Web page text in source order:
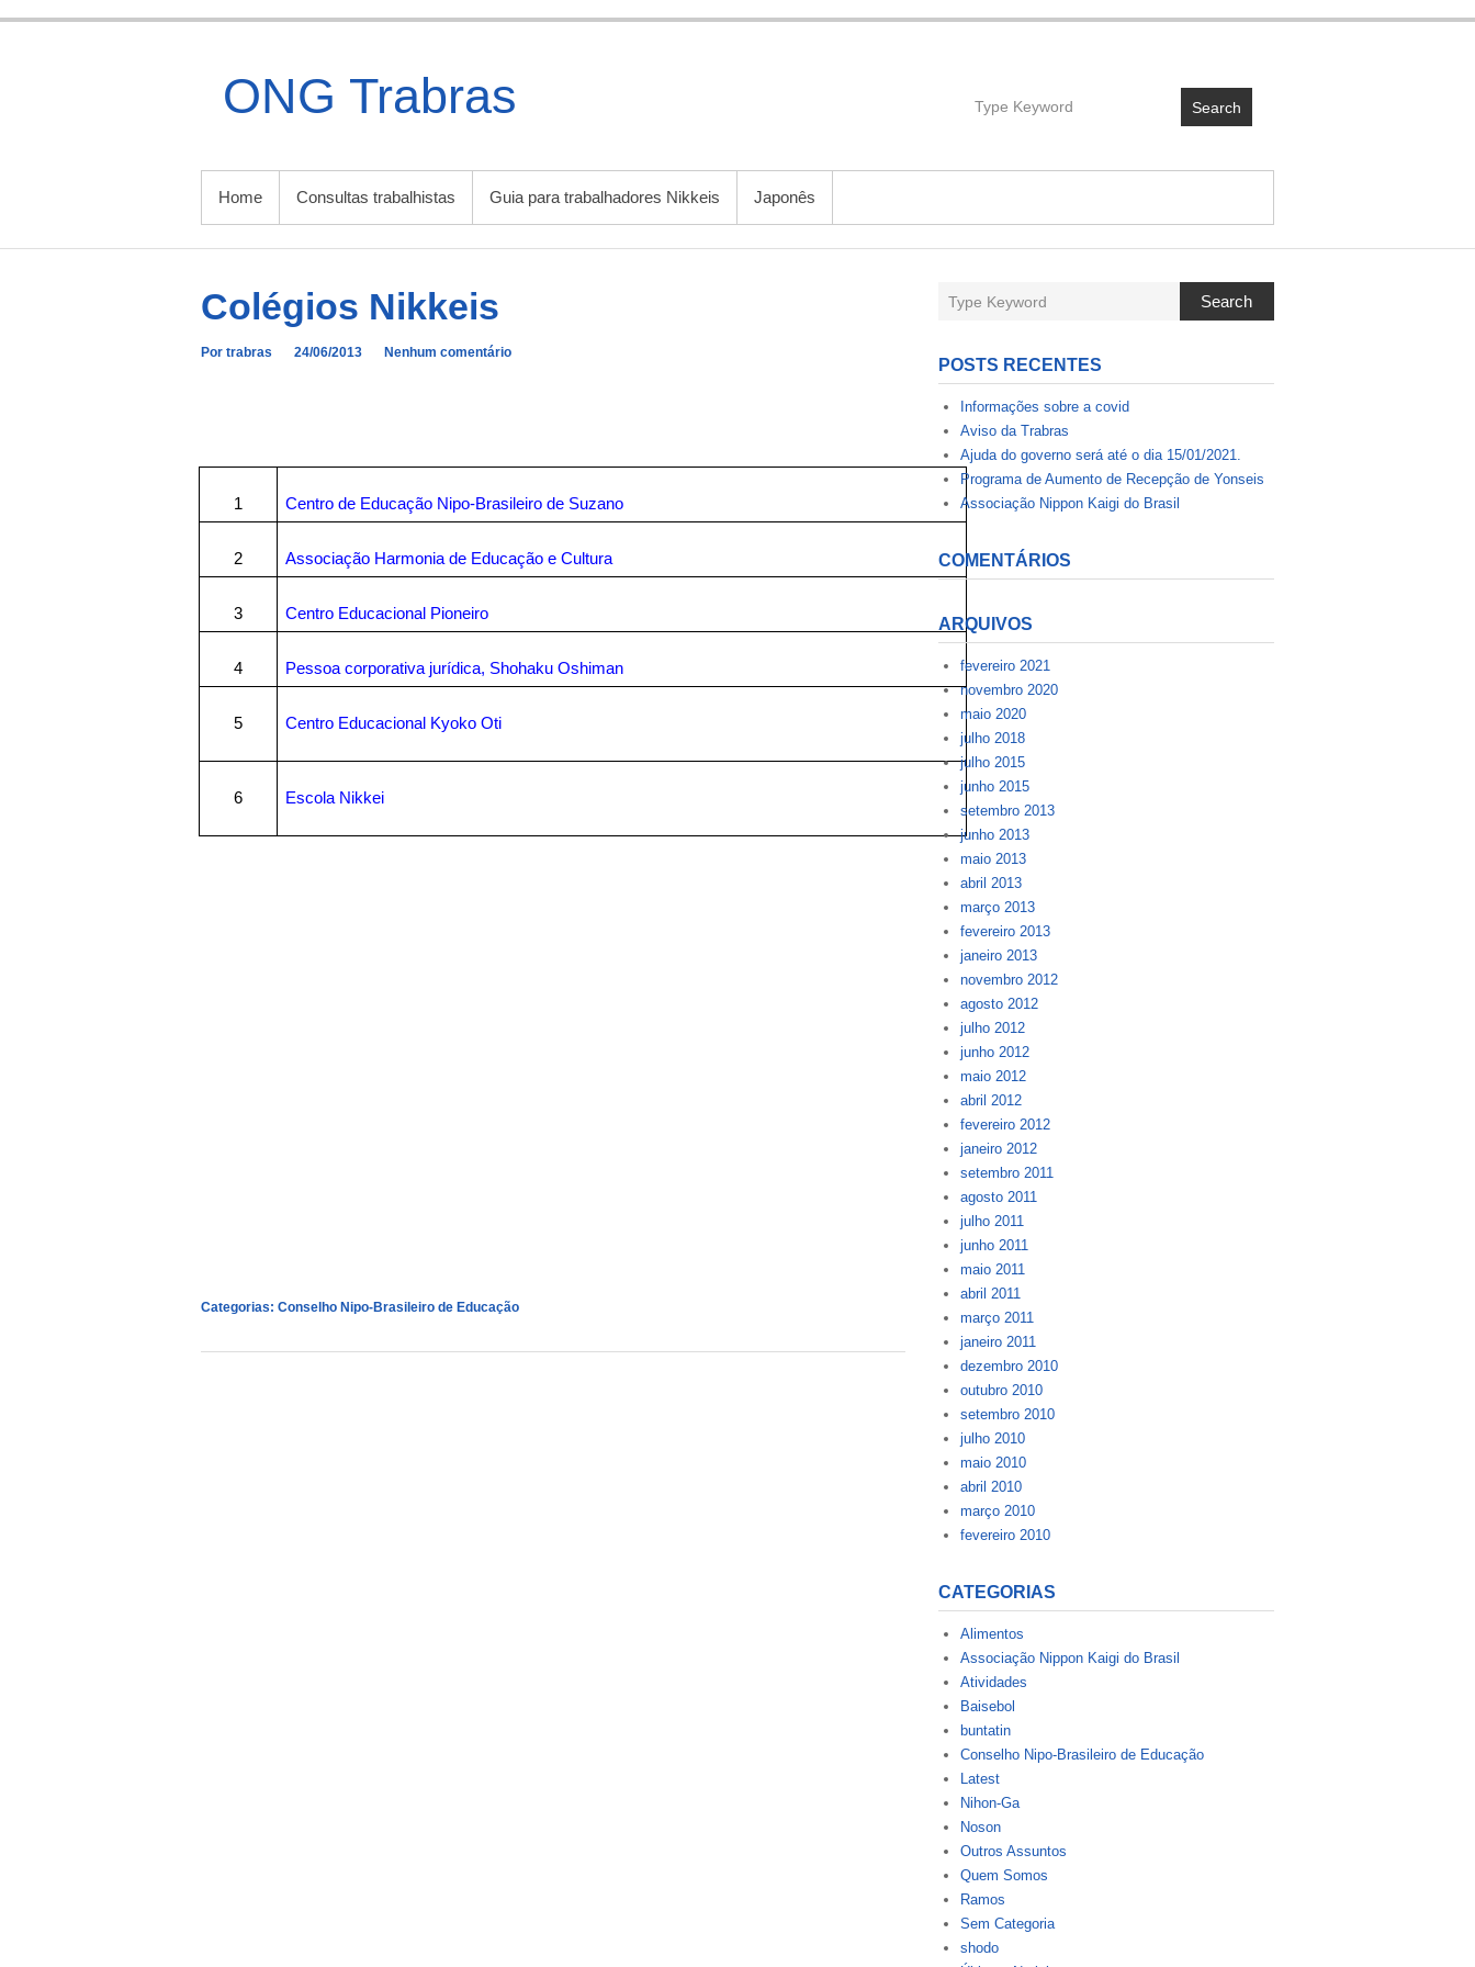
ONG Trabras Search
MENU PRINCIPAL
Home Consultas trabalhistas Guia para trabalhadores Nikkeis Japonês
Colégios Nikkeis
Por trabras 24/06/2013 Nenhum comentário
1 Centro de Educação Nipo-Brasileiro de Suzano
2 Associação Harmonia de Educação e Cultura
3 Centro Educacional Pioneiro
4 Pessoa corporativa jurídica, Shohaku Oshiman
5 Centro Educacional Kyoko Oti
6 Escola Nikkei
Categorias: Conselho Nipo-Brasileiro de Educação
Search
POSTS RECENTES
Informações sobre a covid
Aviso da Trabras
Ajuda do governo será até o dia 15/01/2021.
Programa de Aumento de Recepção de Yonseis
Associação Nippon Kaigi do Brasil
COMENTÁRIOS
ARQUIVOS
fevereiro 2021
novembro 2020
maio 2020
julho 2018
julho 2015
junho 2015
setembro 2013
junho 2013
maio 2013
abril 2013
março 2013
fevereiro 2013
janeiro 2013
novembro 2012
agosto 2012
julho 2012
junho 2012
maio 2012
abril 2012
fevereiro 2012
janeiro 2012
setembro 2011
agosto 2011
julho 2011
junho 2011
maio 2011
abril 2011
março 2011
janeiro 2011
dezembro 2010
outubro 2010
setembro 2010
julho 2010
maio 2010
abril 2010
março 2010
fevereiro 2010
CATEGORIAS
Alimentos
Associação Nippon Kaigi do Brasil
Atividades
Baisebol
buntatin
Conselho Nipo-Brasileiro de Educação
Latest
Nihon-Ga
Noson
Outros Assuntos
Quem Somos
Ramos
Sem Categoria
shodo